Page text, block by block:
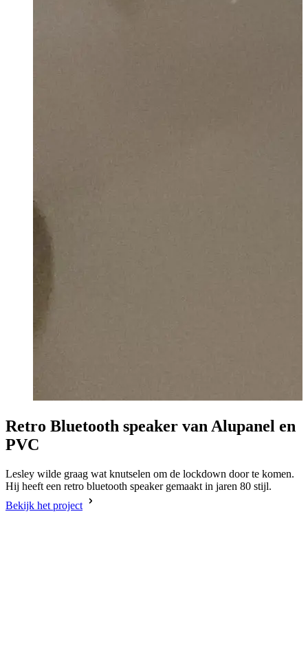
Retro Bluetooth speaker van Alupanel en
PVC
Lesley wilde graag wat knutselen om de lockdown door te komen.
Hij heeft een retro bluetooth speaker gemaakt in jaren 80 stijl.
Bekijk het project